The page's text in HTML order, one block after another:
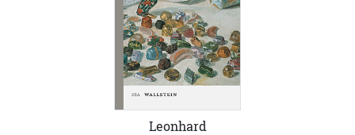
Leonhard